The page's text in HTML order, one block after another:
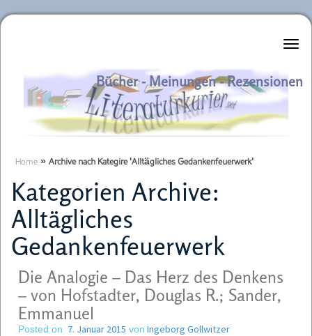
Literaturkurier.net
Bücher - Meinungen - Rezensionen
Home » Archive nach Kategire 'Alltägliches Gedankenfeuerwerk'
Kategorien Archive:
Alltägliches
Gedankenfeuerwerk
Die Analogie – Das Herz des Denkens
– von Hofstadter, Douglas R.; Sander,
Emmanuel
Posted on 7. Januar 2015 von Ingeborg Gollwitzer